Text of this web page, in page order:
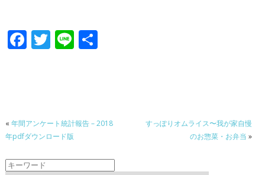
F
o
o
k
T Li 共
« 年間アンケート統計報告 – 2018
年pdfダウンロード版
すっぽりオムライス〜我が家自慢
のお惣菜・お弁当 »